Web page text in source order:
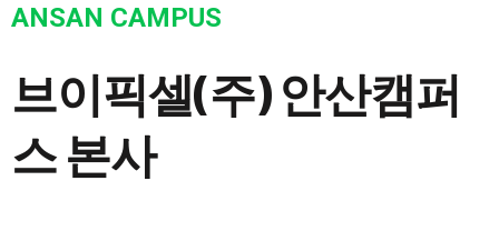
ANSAN CAMPUS​
브이픽셀(주)안산캠퍼
스 본사